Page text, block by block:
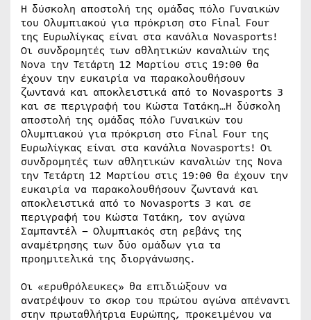
Η δύσκολη αποστολή της ομάδας πόλο Γυναικών
του Ολυμπιακού για πρόκριση στο Final Four
της Ευρωλίγκας είναι στα κανάλια Novasports!
Οι συνδρομητές των αθλητικών καναλιών της
Nova την Τετάρτη 12 Μαρτίου στις 19:00 θα
έχουν την ευκαιρία να παρακολουθήσουν
ζωντανά και αποκλειστικά από το Novasports 3
και σε περιγραφή του Κώστα Τατάκη…Η δύσκολη
αποστολή της ομάδας πόλο Γυναικών του
Ολυμπιακού για πρόκριση στο Final Four της
Ευρωλίγκας είναι στα κανάλια Novasports! Οι
συνδρομητές των αθλητικών καναλιών της Nova
την Τετάρτη 12 Μαρτίου στις 19:00 θα έχουν την
ευκαιρία να παρακολουθήσουν ζωντανά και
αποκλειστικά από το Novasports 3 και σε
περιγραφή του Κώστα Τατάκη, τον αγώνα
Σαμπαντέλ – Ολυμπιακός στη ρεβάνς της
αναμέτρησης των δύο ομάδων για τα
προημιτελικά της διοργάνωσης.
Οι «ερυθρόλευκες» θα επιδιώξουν να
ανατρέψουν το σκορ του πρώτου αγώνα απέναντι
στην πρωταθλήτρια Ευρώπης, προκειμένου να